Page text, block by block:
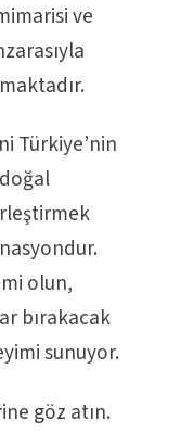
ve
Türkiye’nin
olun,
bırakacak
sunuyor.
göz atın.